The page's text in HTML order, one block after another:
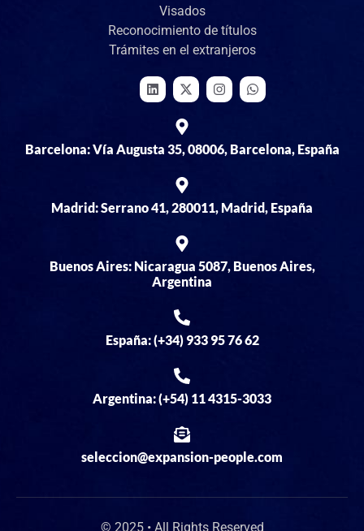
Visados
Reconocimiento de títulos
Trámites en el extranjeros
Barcelona: Vía Augusta 35, 08006, Barcelona, España
Madrid: Serrano 41, 280011, Madrid, España
Buenos Aires: Nicaragua 5087, Buenos Aires,
Argentina
España: (+34) 933 95 76 62
Argentina: (+54) 11 4315-3033
seleccion@expansion-people.com
© 2025 • All Rights Reserved